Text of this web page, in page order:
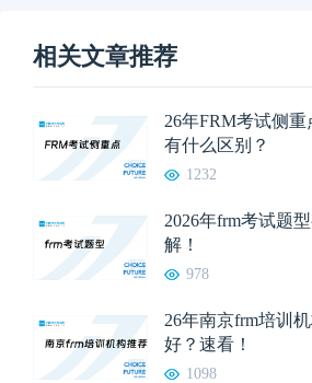
相关文章推荐
26年FRM考试侧
有什么区别？
1232
2026年frm考试题
解！
978
26年南京frm培训
好？速看！
1098